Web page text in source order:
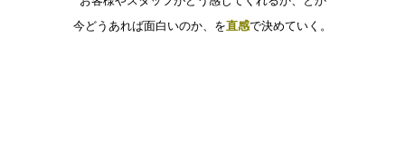
今どうあれば面白いのか、を直感で決めていく。